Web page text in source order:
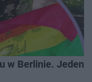
w Berlinie. Jeden